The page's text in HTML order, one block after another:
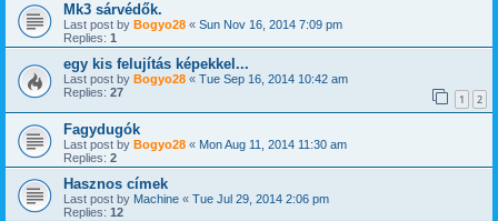
Mk3 sárvédők.
Last post by Bogyo28 « Sun Nov 16, 2014 7:09 pm
Replies: 1
egy kis felujítás képekkel...
Last post by Bogyo28 « Tue Sep 16, 2014 10:42 am
Replies: 27 1 2
Fagydugók
Last post by Bogyo28 « Mon Aug 11, 2014 11:30 am
Replies: 2
Hasznos címek
Last post by Machine « Tue Jul 29, 2014 2:06 pm
Replies: 12